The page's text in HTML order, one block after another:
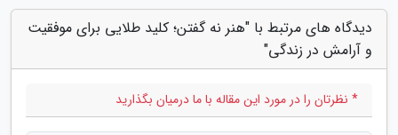
دیدگاه های مرتبط با "هنر نه گفتن؛ کلید طلایی برای موفقیت
و آرامش در زندگی"
* نظرتان را در مورد این مقاله با ما درمیان بگذارید